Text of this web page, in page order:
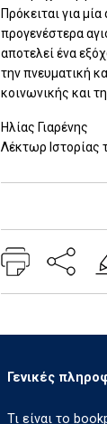
Πρόκειται για
προγενέστερα
αποτελεί ένα
την πνευματική
κοινωνικής και
Ηλίας Γιαρένης
Λέκτωρ Ιστορίας
Γενικές
Τι είναι το